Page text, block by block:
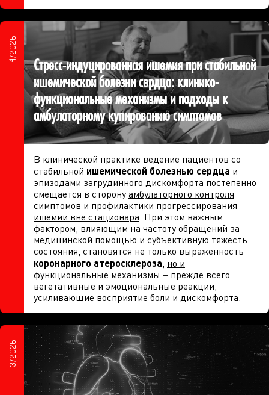
4/2026
Стресс-индуцированная ишемия при стабильной
ишемической болезни сердца: клинико-
функциональные механизмы и подходы к
амбулаторному купированию симптомов
В клинической практике ведение пациентов со
стабильной ишемической болезнью сердца и
эпизодами загрудинного дискомфорта постепенно
смещается в сторону амбулаторного контроля
симптомов и профилактики прогрессирования
ишемии вне стационара . При этом важным
фактором, влияющим на частоту обращений за
медицинской помощью и субъективную тяжесть
состояния, становятся не только выраженность
коронарного атеросклероза но и
функциональные механизмы – прежде всего
вегетативные и эмоциональные реакции,
усиливающие восприятие боли и дискомфорта.
3/2026